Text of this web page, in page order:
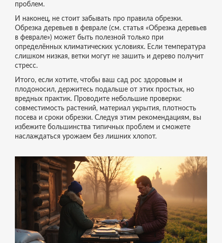
проблем.
И наконец, не стоит забывать про правила обрезки.
Обрезка деревьев в феврале (см. статья «Обрезка деревьев
в феврале») может быть полезной только при
определённых климатических условиях. Если температура
слишком низкая, ветки могут не зашить и дерево получит
стресс.
Итого, если хотите, чтобы ваш сад рос здоровым и
плодоносил, держитесь подальше от этих простых, но
вредных практик. Проводите небольшие проверки:
совместимость растений, материал укрытия, плотность
посева и сроки обрезки. Следуя этим рекомендациям, вы
избежите большинства типичных проблем и сможете
наслаждаться урожаем без лишних хлопот.